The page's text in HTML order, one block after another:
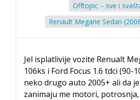
Offtopic – sve i
Renault Megane Sedan
Jel isplatlivije vozite Renualt
106ks i Ford Focus 1.6 tdci (90-
neko drugo auto 2005+ ali da
zanimaju me motori,